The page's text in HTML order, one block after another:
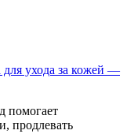
для ухода за кожей —
помогает
продлевать